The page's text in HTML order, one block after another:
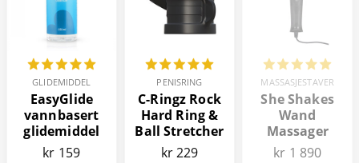
GLIDEMIDDEL
EasyGlide
vannbasert
glidemiddel
150 ml
kr 159
PENISRING
C-Ringz Rock
Hard Ring &
Ball Stretcher
kr 229
MASSASJESTAVER
She Shakes
Wand
Massager
kr 1 890